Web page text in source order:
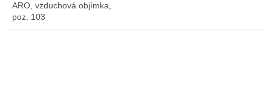
ARO, vzduchová objímka,
poz. 103